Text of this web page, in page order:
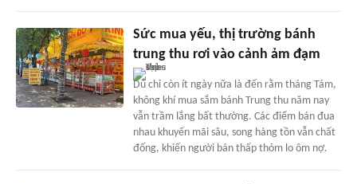
Sức mua yếu, thị trường bánh
trung thu rơi vào cảnh ảm đạm
Dù chỉ còn ít ngày nữa là đến rằm tháng Tám,
không khí mua sắm bánh Trung thu năm nay
vẫn trầm lắng bất thường. Các điểm bán đua
nhau khuyến mãi sâu, song hàng tồn vẫn chất
đống, khiến người bán thấp thỏm lo ôm nợ.